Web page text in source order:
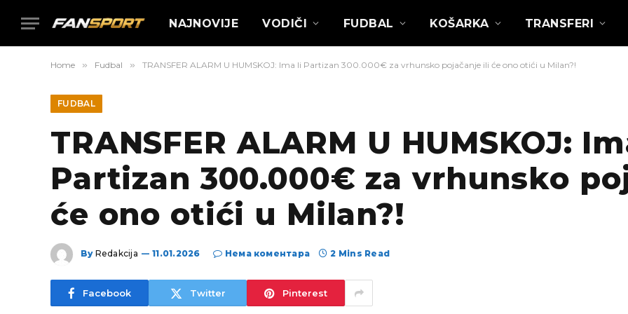
NAJNOVIJE VODIČI FUDBAL KOŠARKA TRANSFERI
Home » Fudbal » TRANSFER ALARM U HUMSKOJ: Ima li Partizan 300.000€ za vrhunsko pojačanje ili će ono otići u Milan?!
FUDBAL
TRANSFER ALARM U HUMSKOJ:
Partizan 300.000€ za vrhunsko
će ono otići u Milan?!
By Redakcija 11.01.2026 Нема коментара 2 Mins Read
Facebook Twitter Pinterest